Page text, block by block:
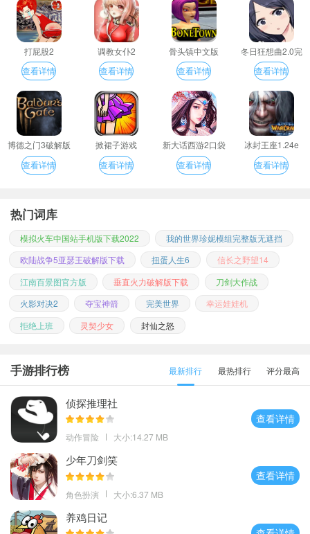
打屁股2
查看详情
调教女仆2
查看详情
骨头镇中文版
查看详情
冬日狂想曲2.0完
整汉化版
查看详情
博德之门3破解版
查看详情
掀裙子游戏
查看详情
新大话西游2口袋
版
查看详情
冰封王座1.24e
查看详情
热门词库
模拟火车中国站手机版下载2022
我的世界珍妮模组完整版无遮挡
欧陆战争5亚瑟王破解版下载
扭蛋人生6
信长之野望14
江南百景图官方版
垂直火力破解版下载
刀剑大作战
火影对决2
夺宝神箭 完美世界
幸运娃娃机
拒绝上班
灵契少女 封仙之怒
手游排行榜 最新排行 最热排行 评分最高
侦探推理社
动作冒险 大小:14.27 MB
查看详情
少年刀剑笑
角色扮演 大小:6.37 MB
查看详情
养鸡日记